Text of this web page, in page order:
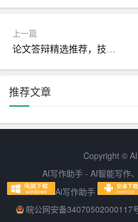
免造成阅读困难。
3. 段落划分：合理划分段落
点，确保内容条理清晰。
跃和自相矛盾。
5. 结论明确：在文书结尾部
四、注重法律文书写作的实践
提高法律文书写作技能，离不
作和实践，可以加深对法律
上一篇
论文答辩精选推荐，技巧和方法
推荐文章
Copyright ©
AI写作助手 - AI智能写作
Ai写作助手
皖公网安备34070502000117